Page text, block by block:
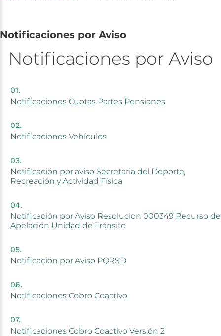
Notificaciones por Aviso
Notificaciones por Aviso
Notificaciones Cuotas Partes Pensiones
Notificaciones Vehículos
Notificación por aviso Secretaria del Deporte,
Recreación y Actividad Física
Notificación por Aviso Resolucion 000349 Recurso de
Apelación Unidad de Tránsito
Notificación por Aviso PQRSD
Notificaciones Cobro Coactivo
Notificaciones Cobro Coactivo Versión 2